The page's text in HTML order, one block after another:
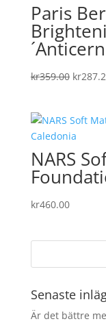
Paris
kr359.00 Det
var:
kr
NARS
kr460.00
Senaste
Är det bättre